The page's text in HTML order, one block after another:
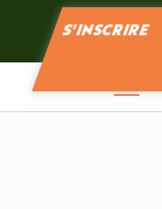
S'INSCRIRE